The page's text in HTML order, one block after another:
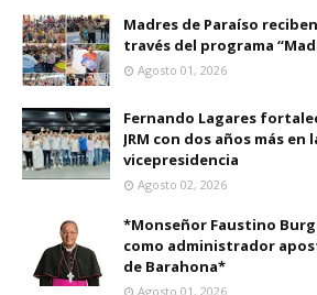
Madres de Paraíso
través del programa
Agosto 01, 2026
Fernando Lagares
JRM con dos años más en
vicepresidencia
Agosto 02, 2026
*Monseñor Faustino
como administrador
de Barahona*
Agosto 01, 2026